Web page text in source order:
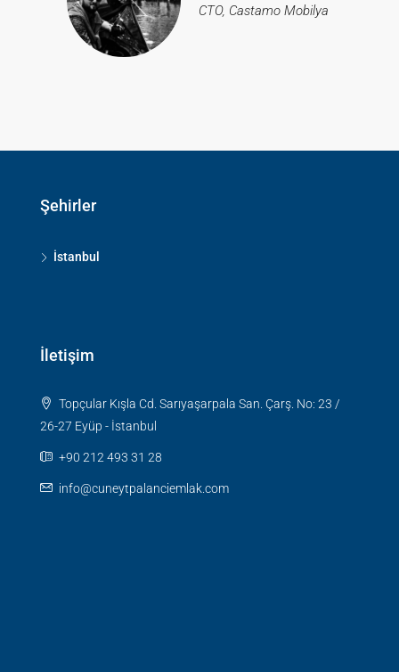
CTO, Castamo Mobilya
Şehirler
İstanbul
İletişim
Topçular Kışla Cd. Sarıyaşarpala San. Çarş. No: 23 /
26-27 Eyüp - İstanbul
+90 212 493 31 28
info@cuneytpalanciemlak.com